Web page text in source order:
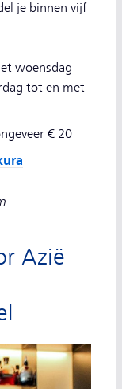
je binnen vijf
woensdag
tot en met
€ 20
Azië